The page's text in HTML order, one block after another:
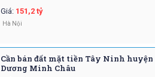
Giá: 151,2 tỷ
Hà Nội
Cần bán đất mặt tiền Tây Ninh huyện
Dương Minh Châu